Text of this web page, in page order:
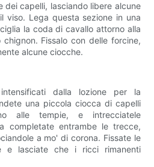
dei capelli, lasciando libere alcune
viso. Lega questa sezione in una
la coda di cavallo attorno alla
Fissalo con delle forcine,
alcune ciocche.
dalla lozione per la
una piccola ciocca di capelli
alle tempie, e intrecciatele
completate entrambe le trecce,
a mo' di corona. Fissate le
e lasciate che i ricci rimanenti